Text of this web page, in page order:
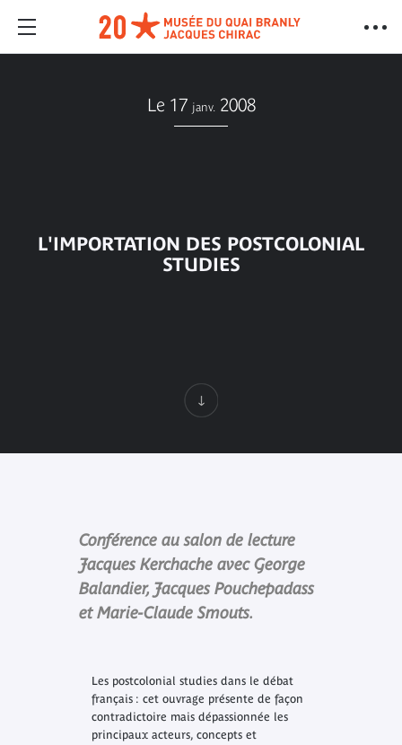
Le 17 janv. 2008
L'IMPORTATION DES POSTCOLONIAL
STUDIES
Conférence au salon de lecture
Jacques Kerchache avec George
Balandier, Jacques Pouchepadass
et Marie-Claude Smouts.
Les postcolonial studies dans le débat
français : cet ouvrage présente de façon
contradictoire mais dépassionnée les
principaux acteurs, concepts et